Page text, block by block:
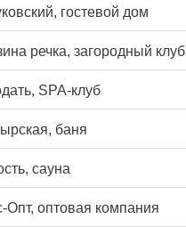
гостевой дом
речка, загородный клуб
SPA-клуб
баня
сауна
Опт, оптовая компания